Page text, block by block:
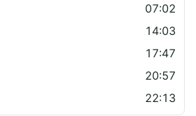
07:02
14:03
17:47
20:57
22:13